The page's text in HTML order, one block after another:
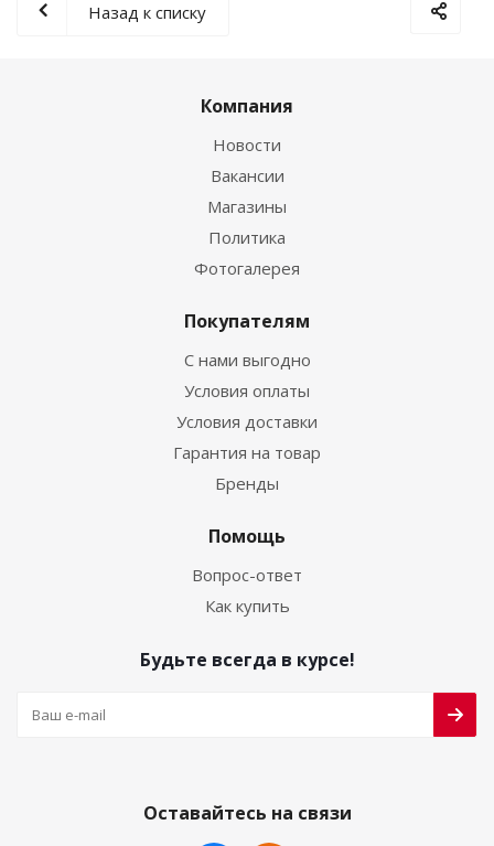
Назад к списку
Компания
Новости
Вакансии
Магазины
Политика
Фотогалерея
Покупателям
С нами выгодно
Условия оплаты
Условия доставки
Гарантия на товар
Бренды
Помощь
Вопрос-ответ
Как купить
Будьте всегда в курсе!
Оставайтесь на связи